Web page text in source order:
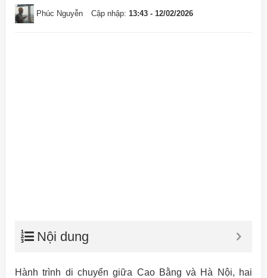
Phúc Nguyễn Cập nhập: 13:43 - 12/02/2026
Nội dung
Hành trình di chuyển giữa Cao Bằng và Hà Nội, hai